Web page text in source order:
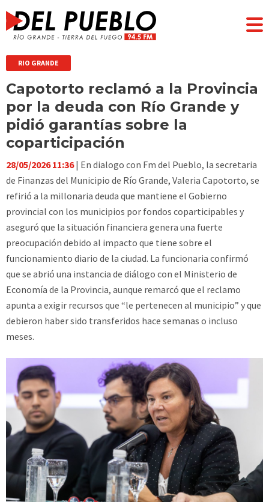
RIO GRANDE
Capotorto reclamó a la Provincia
por la deuda con Río Grande y
pidió garantías sobre la
coparticipación
28/05/2026 11:36| En dialogo con Fm del Pueblo, la secretaria
de Finanzas del Municipio de Río Grande, Valeria Capotorto, se
refirió a la millonaria deuda que mantiene el Gobierno
provincial con los municipios por fondos coparticipables y
aseguró que la situación financiera genera una fuerte
preocupación debido al impacto que tiene sobre el
funcionamiento diario de la ciudad. La funcionaria confirmó
que se abrió una instancia de diálogo con el Ministerio de
Economía de la Provincia, aunque remarcó que el reclamo
apunta a exigir recursos que “le pertenecen al municipio” y que
debieron haber sido transferidos hace semanas o incluso
meses.